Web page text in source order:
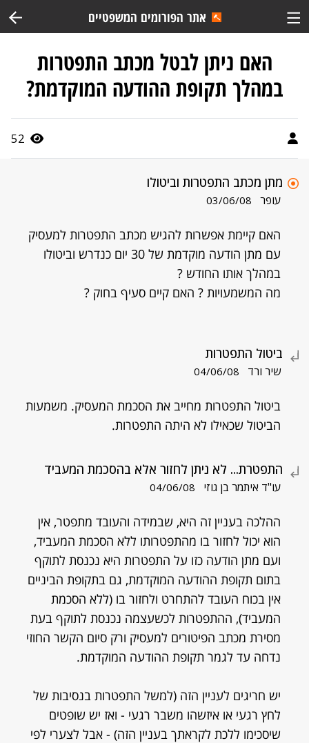
אתר הפורומים המשפטיים
האם ניתן לבטל מכתב התפטרות
במהלך תקופת ההודעה המוקדמת?
52
מתן מכתב התפטרות וביטולו
עופר 03/06/08
האם קיימת אפשרות להגיש מכתב התפטרות למעסיק
עם מתן הודעה מוקדמת של 30 יום כנדרש וביטולו
במהלך אותו החודש ?
מה המשמעויות ? האם קיים סעיף בחוק ?
ביטול התפטרות
שיר ורד 04/06/08
ביטול התפטרות מחייב את הסכמת המעסיק. משמעות
הביטול שכאילו לא היתה התפטרות.
התפטרת... לא ניתן לחזור אלא בהסכמת המעביד
עו"ד איתמר בן גוזי 04/06/08
ההלכה בעניין זה היא, שבמידה והעובד מתפטר, אין
הוא יכול לחזור בו מהתפטרותו ללא הסכמת המעביד,
ועם מתן הודעה כזו על התפטרות היא נכנסת לתוקף
בתום תקופת ההודעה המוקדמת, גם בתקופת הביניים
אין בכוח העובד להתחרט ולחזור בו (ללא הסכמת
המעביד), ההתפטרות לכשעצמה נכנסת לתוקף בעת
מסירת מכתב הפיטורים למעסיק ורק סיום הקשר החוזי
נדחה עד לגמר תקופת ההודעה המוקדמת.
יש חריגים לעניין הזה (למשל התפטרות בנסיבות של
לחץ רגעי או איזשהו משבר רגעי - ואז יש שופטים
שיסכימו ללכת לקראתך בעניין הזה) - אבל לצערי לפי